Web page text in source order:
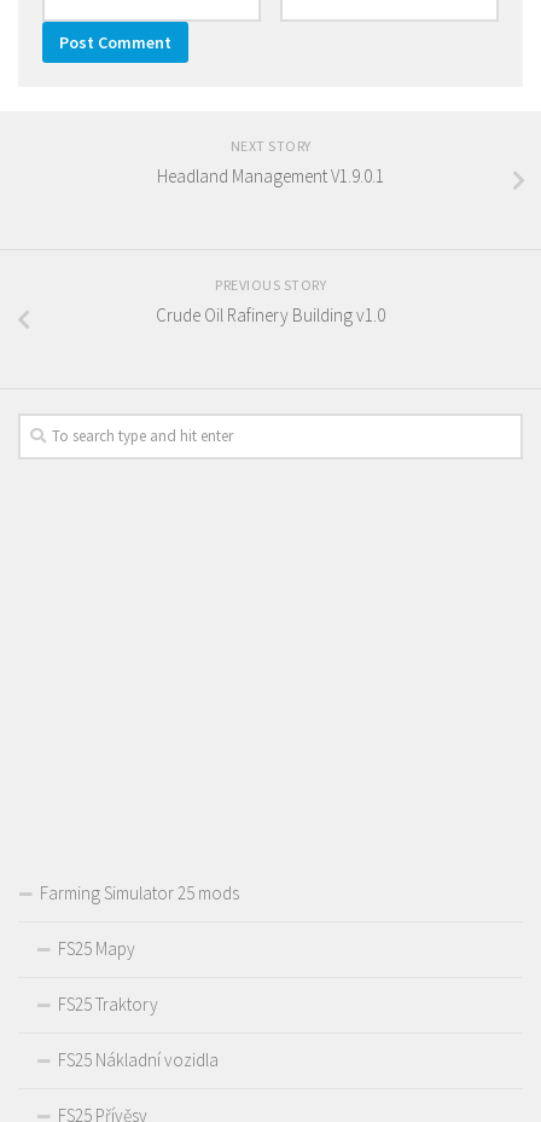
NEXT STORY
Headland Management V1.9.0.1
PREVIOUS STORY
Crude Oil Rafinery Building v1.0
Farming Simulator 25 mods
FS25 Mapy
FS25 Traktory
FS25 Nákladní vozidla
FS25 Přívěsy